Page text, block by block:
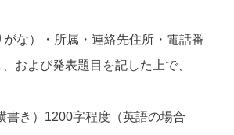
な）・所属・連絡先住所・電話番
および発表題目を記した上で、
書き）1200字程度（英語の場合